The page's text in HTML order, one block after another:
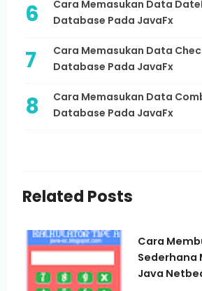
Cara Memasukan Data
Database Pada JavaFx
Cara Memasukan Data
Database Pada JavaFx
Cara Memasukan Data
Database Pada JavaFx
Related Posts
Cara
Sederhana
Java